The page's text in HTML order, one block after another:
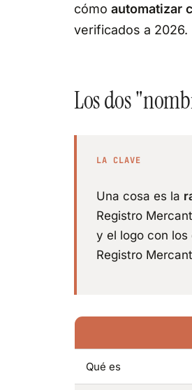
cómo automatizar
verificados a 2026.
Los dos
LA CLAVE
Una cosa es la
Registro
y el logo con los
Registro
Qué es